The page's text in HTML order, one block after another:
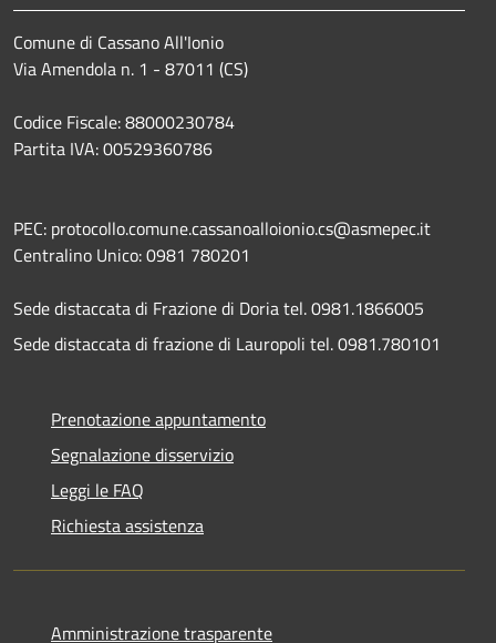
Comune di Cassano All'Ionio
Via Amendola n. 1 - 87011 (CS)
Codice Fiscale: 88000230784
Partita IVA: 00529360786
PEC: protocollo.comune.cassanoalloionio.cs@asmepec.it
Centralino Unico: 0981 780201
Sede distaccata di Frazione di Doria tel. 0981.1866005
Sede distaccata di frazione di Lauropoli tel. 0981.780101
Prenotazione appuntamento
Segnalazione disservizio
Leggi le FAQ
Richiesta assistenza
Amministrazione trasparente